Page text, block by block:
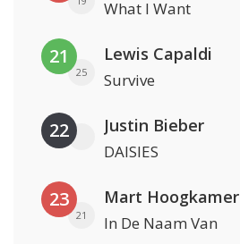
What I Want
21
25
Lewis Capaldi
Survive
22 Justin Bieber
DAISIES
23
21
Mart Hoogkamer
In De Naam Van